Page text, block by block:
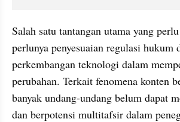
Salah satu tantangan utama yang
perlunya penyesuaian regulasi hukum
perkembangan teknologi dalam
perubahan. Terkait fenomena konten
banyak undang-undang belum dapat
dan berpotensi multitafsir dalam